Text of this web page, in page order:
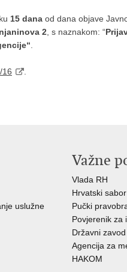
15 dana od dana objave
2 , s naznakom: “
16
uslužne
Važne
Vlada RH
Hrvatski sabor
Pučki
Povjerenik za
Državni
Agencija za
HAKOM